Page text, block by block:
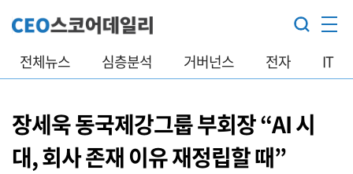
전체뉴스 심층분석 거버넌스 전자 IT
장세욱 동국제강그룹 부회장 “AI 시
대, 회사 존재 이유 재정립할 때”